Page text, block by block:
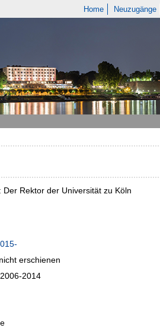
Home Neuzugänge
Rektor der Universität zu Köln
erschienen
2014